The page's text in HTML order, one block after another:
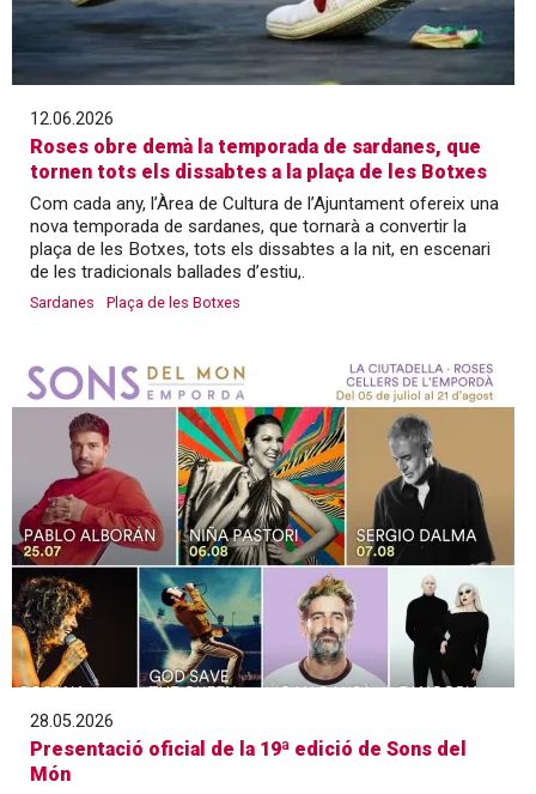
12.06.2026
Roses obre demà la temporada de sardanes, que
tornen tots els dissabtes a la plaça de les Botxes
Com cada any, l’Àrea de Cultura de l’Ajuntament ofereix una
nova temporada de sardanes, que tornarà a convertir la
plaça de les Botxes, tots els dissabtes a la nit, en escenari
de les tradicionals ballades d’estiu,.
Sardanes Plaça de les Botxes
28.05.2026
Presentació oficial de la 19ª edició de Sons del
Món